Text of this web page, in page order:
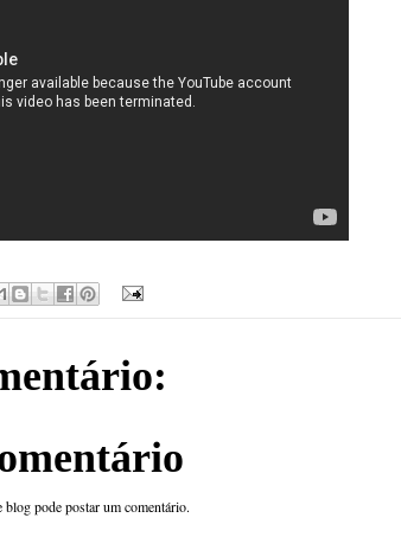
blog pode postar um comentário.